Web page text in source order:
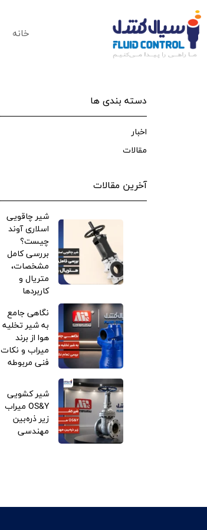
خانه
دسته بندی ها
اخبار
مقالات
آخرین مقالات
شیر چاقویی
اسلاری آوند
چیست؟
بررسی کامل
مشخصات،
متریال و
کاربردها
نگاهی جامع
به شیر تخلیه
هوا از برند
میراب و نکات
فنی مربوطه
شیر کشویی
OS&Y میراب
زیر ذره‌بین
مهندسی